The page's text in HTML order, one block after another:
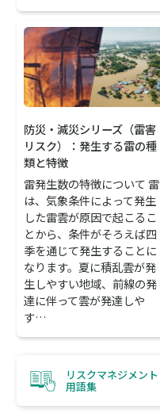
防災・減災シリーズ（雷害
リスク）：発生する雷の種
類と特徴
雷発生数の特徴について 雷
は、気象条件によって発生
した雷雲が原因で起こるこ
とから、条件がそろえば四
季を通じて発生することに
なります。夏に積乱雲が発
生しやすい地域、前線の発
達に伴って雲が発達しや
す…
リスクマネジメント
用語集